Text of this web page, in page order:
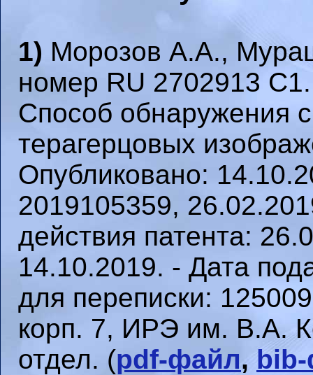
1) Морозов А.А.,
номер RU 2702913
Способ обнаружения
терагерцовых
Опубликовано:
2019105359,
действия патента:
14.10.2019. - Дата
для переписки:
корп. 7, ИРЭ им. В.А.
отдел. (pdf-файл,